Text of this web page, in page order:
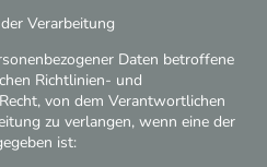
Verarbeitung
Daten betroffene
Richtlinien- und
von dem Verantwortlichen
zu verlangen, wenn eine der
ist: